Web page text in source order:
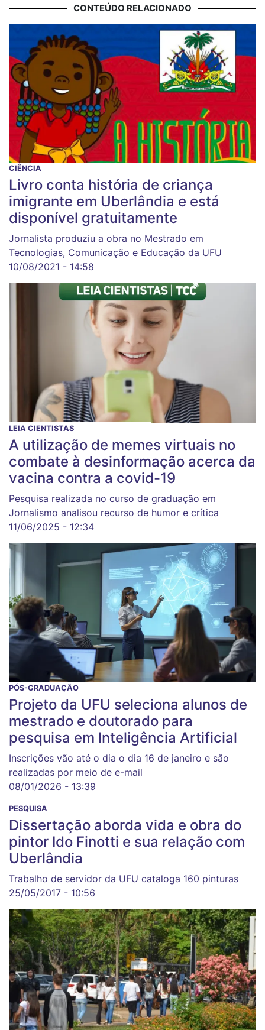
CONTEÚDO RELACIONADO
CIÊNCIA
Livro conta história de criança
imigrante em Uberlândia e está
disponível gratuitamente
Jornalista produziu a obra no Mestrado em
Tecnologias, Comunicação e Educação da UFU
10/08/2021 - 14:58
LEIA CIENTISTAS
A utilização de memes virtuais no
combate à desinformação acerca da
vacina contra a covid-19
Pesquisa realizada no curso de graduação em
Jornalismo analisou recurso de humor e crítica
11/06/2025 - 12:34
PÓS-GRADUAÇÃO
Projeto da UFU seleciona alunos de
mestrado e doutorado para
pesquisa em Inteligência Artificial
Inscrições vão até o dia o dia 16 de janeiro e são
realizadas por meio de e-mail
08/01/2026 - 13:39
PESQUISA
Dissertação aborda vida e obra do
pintor Ido Finotti e sua relação com
Uberlândia
Trabalho de servidor da UFU cataloga 160 pinturas
25/05/2017 - 10:56